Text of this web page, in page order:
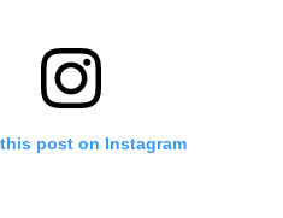
post on Instagram